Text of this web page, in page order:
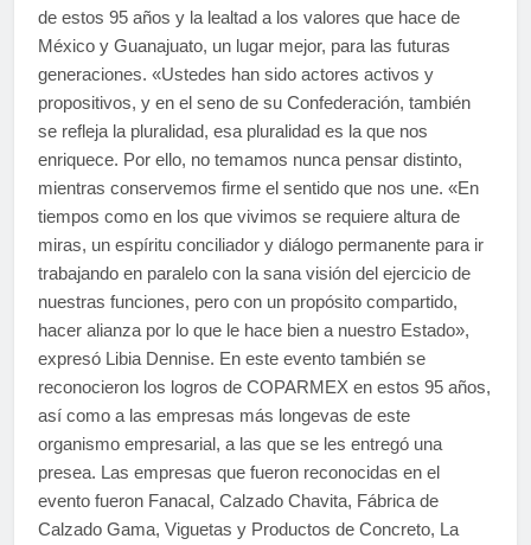
de estos 95 años y la lealtad a los valores que hace de
México y Guanajuato, un lugar mejor, para las futuras
generaciones. «Ustedes han sido actores activos y
propositivos, y en el seno de su Confederación, también
se refleja la pluralidad, esa pluralidad es la que nos
enriquece. Por ello, no temamos nunca pensar distinto,
mientras conservemos firme el sentido que nos une. «En
tiempos como en los que vivimos se requiere altura de
miras, un espíritu conciliador y diálogo permanente para ir
trabajando en paralelo con la sana visión del ejercicio de
nuestras funciones, pero con un propósito compartido,
hacer alianza por lo que le hace bien a nuestro Estado»,
expresó Libia Dennise. En este evento también se
reconocieron los logros de COPARMEX en estos 95 años,
así como a las empresas más longevas de este
organismo empresarial, a las que se les entregó una
presea. Las empresas que fueron reconocidas en el
evento fueron Fanacal, Calzado Chavita, Fábrica de
Calzado Gama, Viguetas y Productos de Concreto, La